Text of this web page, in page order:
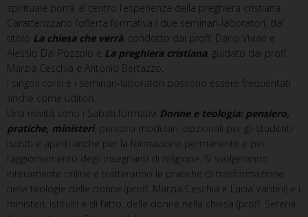
spirituale porrà al centro l’esperienza della preghiera cristiana.
Caratterizzano l’offerta formativa i due seminari-laboratori, dal
titolo La chiesa che verrà, condotto dai proff. Dario Vivian e
Alessio Dal Pozzolo e La preghiera cristiana, guidato dai proff.
Marzia Ceschia e Antonio Bertazzo.
I singoli corsi e i seminari-laboratori possono essere frequentati
anche come uditori.
Una novità sono i Sabati formativi Donne e teologia: pensiero,
pratiche, ministeri, percorsi modulari, opzionali per gli studenti
iscritti e aperti anche per la formazione permanente e per
l’aggiornamento degli insegnanti di religione. Si svolgeranno
interamente online e tratteranno le pratiche di trasformazione
nelle teologie delle donne (proff. Marzia Ceschia e Lucia Vantini) e i
ministeri, istituiti e di fatto, delle donne nella chiesa (proff. Serena